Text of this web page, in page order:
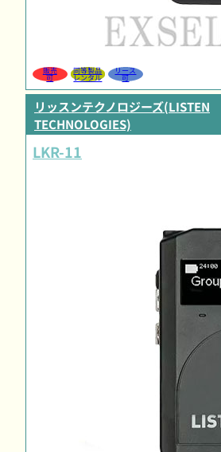
販売
可
同等製品
レンタル
リース
可
リッスンテクノロジーズ(LISTEN
TECHNOLOGIES)
LKR-11